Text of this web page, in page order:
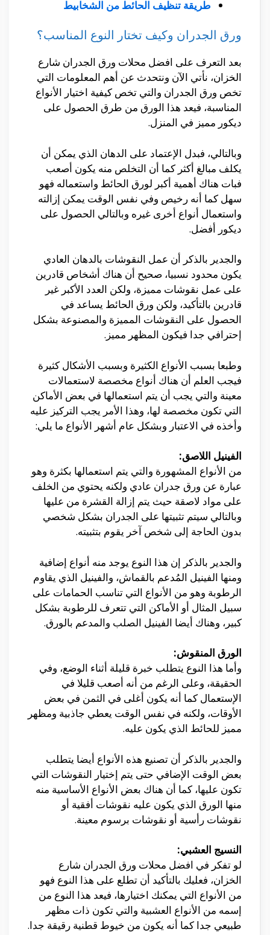
طريقة تنظيف الحائط من الشخابيط
ورق الجدران وكيف تختار النوع المناسب؟
بعد التعرف على افضل محلات ورق الجدران شارع
الخزان، نأتي الآن ونتحدث عن أهم المعلومات التي
تخص ورق الجدران والتي تخص كيفية اختيار الأنواع
المناسبة، فيعد هذا الورق من طرق الحصول على
ديكور مميز في المنزل.
وبالتالي، فبدل الإعتماد على الدهان الذي يمكن أن
يكلف مبالغ أكثر كما أن التخلص منه يكون أصعب
فبات هناك أهمية أكبر لورق الحائط واستعماله فهو
سهل كما أنه رخيص وفي نفس الوقت يمكن إزالته
واستعمال أنواع أخرى غيره وبالتالي الحصول على
ديكور أفضل.
والجدير بالذكر أن عمل النقوشات بالدهان العادي
يكون محدود نسبيا، صحيح أن هناك أشخاص قادرين
على عمل نقوشات مميزة، ولكن العدد الأكبر غير
قادرين بالتأكيد، ولكن ورق الحائط يساعد في
الحصول على النقوشات المميزة والمصنوعة بشكل
إحترافي جدا فيكون المظهر مميز.
وطبعا بسبب الأنواع الكثيرة وبسبب الأشكال كثيرة
فيجب العلم أن هناك أنواع مخصصة لاستعمالات
معينة والتي يجب أن يتم استعمالها في بعض الأماكن
التي تكون مخصصة لها، وهذا الأمر يجب التركيز عليه
وأخذه في الاعتبار وبشكل عام أشهر الأنواع ما يلي:
الفينيل اللاصق:
من الأنواع المشهورة والتي يتم استعمالها بكثرة وهو
عبارة عن ورق جدران عادي ولكنه يحتوي من الخلف
على مواد لاصقة حيث يتم إزالة القشرة من عليها
وبالتالي سيتم تثبيتها على الجدران بشكل شخصي
بدون الحاجة إلى شخص آخر يقوم بتثبيته.
والجدير بالذكر إن هذا النوع يوجد منه أنواع إضافية
ومنها الفينيل المُدعم بالقماش، والفينيل الذي يقاوم
الرطوبة وهو من الأنواع التي تناسب الحمامات على
سبيل المثال أو الأماكن التي تتعرف للرطوبة بشكل
كبير، وهناك أيضا الفينيل الصلب والمدعم بالورق.
الورق المنقوش:
وأما هذا النوع يتطلب خبرة قليلة أثناء الوضع، وفي
الحقيقة، وعلى الرغم من أنه أصعب قليلا في
الإستعمال كما أنه يكون أغلى في الثمن في بعض
الأوقات، ولكنه في نفس الوقت يعطي جاذبية ومظهر
مميز للحائط الذي يكون عليه.
والجدير بالذكر أن تصنيع هذه الأنواع أيضا يتطلب
بعض الوقت الإضافي حتى يتم إختيار النقوشات التي
تكون عليها، كما أن هناك بعض الأنواع الأساسية منه
منها الورق الذي يكون عليه نقوشات أفقية أو
نقوشات رأسية أو نقوشات برسوم معينة.
النسيج العشبي:
لو تفكر في افضل محلات ورق الجدران شارع
الخزان، فعليك بالتأكيد أن تطلع على هذا النوع فهو
من الأنواع التي يمكنك اختيارها، فيعد هذا النوع من
إسمه من الأنواع العشبية والتي تكون ذات مظهر
طبيعي جدا كما أنه يكون من خيوط قطنية رقيقة جدا.